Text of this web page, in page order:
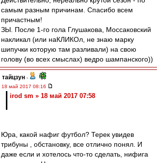
самым разным причинам. Спасибо всем
причастным!
ЗЫ. После 1-го гола Глушакова, Моссаковский
накликал (или наКЛИКОл, не знаю марку
шипучки которую там разливали) на свою
голову (во всех смыслах) ведро шампанского))
тайцзун -
18 май 2017 08:16
irod sm » 18 май 2017 07:58
Юра, какой нафиг футбол? Терек увидев
трибуны , обстановку, все отлично понял. И
даже если и хотелось что-то сделать, нифига